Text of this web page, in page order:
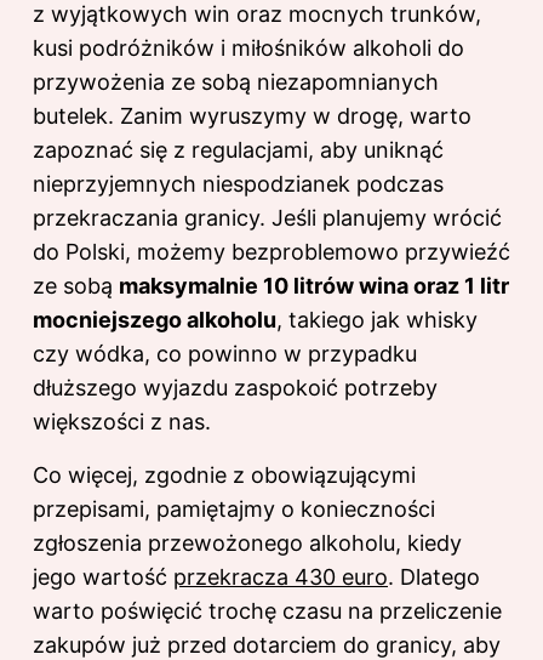
z wyjątkowych win oraz mocnych trunków,
kusi podróżników i miłośników alkoholi do
przywożenia ze sobą niezapomnianych
butelek. Zanim wyruszymy w drogę, warto
zapoznać się z regulacjami, aby uniknąć
nieprzyjemnych niespodzianek podczas
przekraczania granicy. Jeśli planujemy wrócić
do Polski, możemy bezproblemowo przywieźć
ze sobą maksymalnie 10 litrów wina oraz 1 litr
mocniejszego alkoholu, takiego jak whisky
czy wódka, co powinno w przypadku
dłuższego wyjazdu zaspokoić potrzeby
większości z nas.
Co więcej, zgodnie z obowiązującymi
przepisami, pamiętajmy o konieczności
zgłoszenia przewożonego alkoholu, kiedy
jego wartość przekracza 430 euro. Dlatego
warto poświęcić trochę czasu na przeliczenie
zakupów już przed dotarciem do granicy, aby